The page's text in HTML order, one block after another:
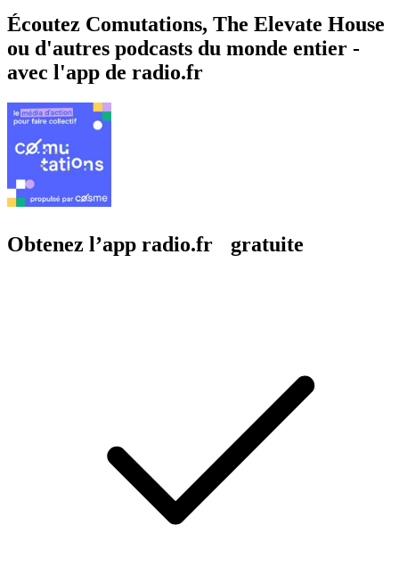
Écoutez Comutations, The Elevate House
ou d'autres podcasts du monde entier -
avec l'app de radio.fr
Obtenez l’app radio.fr gratuite